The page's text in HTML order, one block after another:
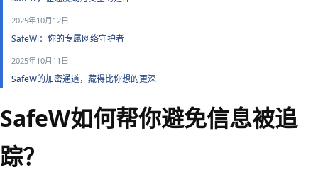
2025年10月12日
SafeWl：你的专属网络守护者
2025年10月11日
SafeW的加密通道，藏得比你想的更深
SafeW如何帮你避免信息被追
踪？